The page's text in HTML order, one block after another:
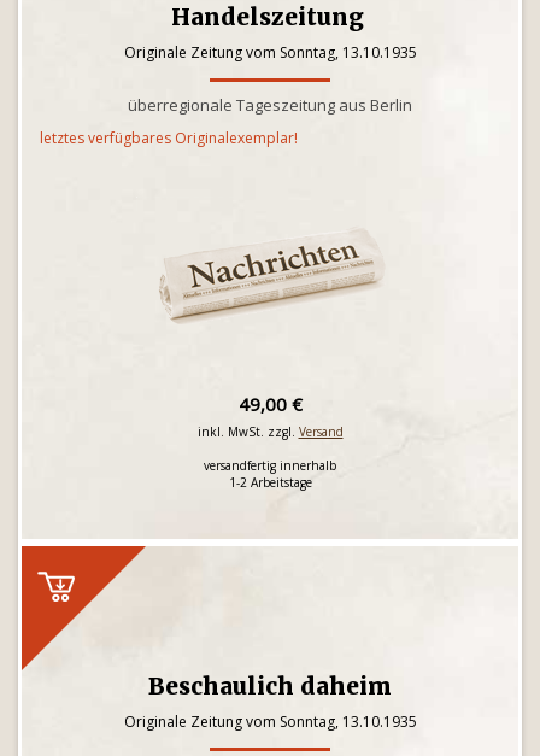
Handelszeitung
Originale Zeitung vom Sonntag, 13.10.1935
überregionale Tageszeitung aus Berlin
letztes verfügbares Originalexemplar!
49,00 €
inkl. MwSt. zzgl. Versand
versandfertig innerhalb
1-2 Arbeitstage
Beschaulich daheim
Originale Zeitung vom Sonntag, 13.10.1935